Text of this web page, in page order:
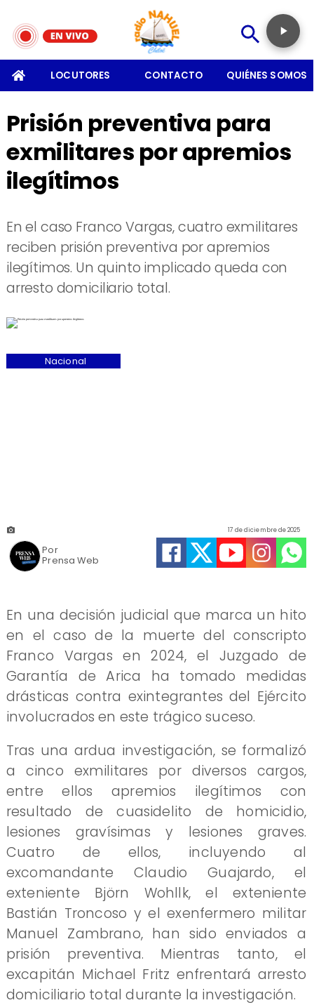
LOCUTORES CONTACTO QUIÉNES SOMOS
Prisión preventiva para
exmilitares por apremios
ilegítimos
En el caso Franco Vargas, cuatro exmilitares
reciben prisión preventiva por apremios
ilegítimos. Un quinto implicado queda con
arresto domiciliario total.
Prensa Web
17 de diciembre de 2025
Nacional
Por
En una decisión judicial que marca un hito
en el caso de la muerte del conscripto
Franco Vargas en 2024, el Juzgado de
Garantía de Arica ha tomado medidas
drásticas contra exintegrantes del Ejército
involucrados en este trágico suceso.
Tras una ardua investigación, se formalizó
a cinco exmilitares por diversos cargos,
entre ellos apremios ilegítimos con
resultado de cuasidelito de homicidio,
lesiones gravísimas y lesiones graves.
Cuatro de ellos, incluyendo al
excomandante Claudio Guajardo, el
exteniente Björn Wohllk, el exteniente
Bastián Troncoso y el exenfermero militar
Manuel Zambrano, han sido enviados a
prisión preventiva. Mientras tanto, el
excapitán Michael Fritz enfrentará arresto
domiciliario total durante la investigación.